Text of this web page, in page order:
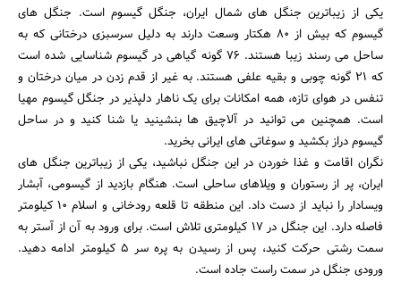
یکی از زیباترین جنگل های شمال ایران، جنگل گیسوم است. جنگل های
گیسوم که بیش از 80 هکتار وسعت دارند به دلیل سرسبزی درختانی که به
ساحل می رسند زیبا هستند. 76 گونه گیاهی در گیسوم شناسایی شده است
که 21 گونه چوبی و بقیه علفی هستند. به غیر از قدم زدن در میان درختان و
تنفس در هوای تازه، همه امکانات برای یک ناهار دلپذیر در جنگل گیسوم مهیا
است. همچنین می توانید در آلاچیق ها بنشینید یا شنا کنید و در ساحل
گیسوم دراز بکشید و سوغاتی های ایرانی بخرید.
نگران اقامت و غذا خوردن در این جنگل نباشید، یکی از زیباترین جنگل های
ایران، پر از رستوران و ویلاهای ساحلی است. هنگام بازدید از گیسومی، آبشار
ویسادار را نباید از دست داد. این منطقه تا قلعه رودخانی و اسلام ۱۰ کیلومتر
فاصله دارد. این جنگل در 17 کیلومتری تلاش است. برای ورود به آن از آستر به
سمت رشتی حرکت کنید، پس از رسیدن به پره سر 5 کیلومتر ادامه دهید.
ورودی جنگل در سمت راست جاده است.